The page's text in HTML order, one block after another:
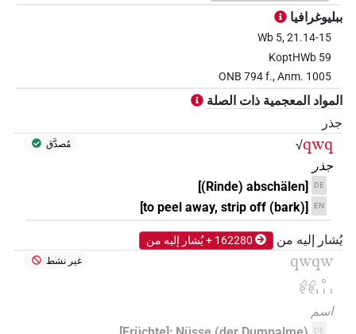
ببليوغرافيا
Wb 5, 21.14-15
KoptHWb 59
ONB 794 f., Anm. 1005
المواد المعجمية ذات الصلة
جذر
√qwq مُصدَّق
جذر
DE
[(Rinde) abschälen]
EN
[to peel away, strip off (bark)]
يُشار إليه من 162280 + يُشار إليه من
qwqw
𓈎𓏲𓈎𓏲𓈒𓏥
غير نشط
اسم
DE